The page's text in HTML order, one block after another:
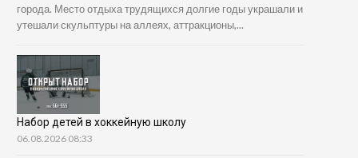
города. Место отдыха трудящихся долгие годы украшали и
утешали скульптуры на аллеях, аттракционы,...
Набор детей в хоккейную школу
06.08.2026 08:33